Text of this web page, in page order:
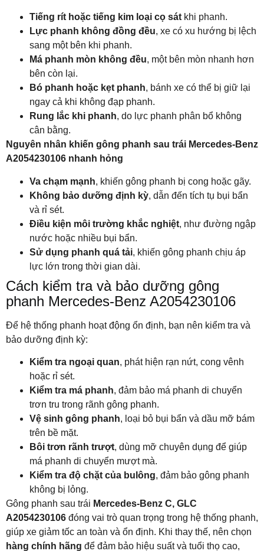
Tiếng rít hoặc tiếng kim loại cọ sát khi phanh.
Lực phanh không đồng đều, xe có xu hướng bị lệch
sang một bên khi phanh.
Má phanh mòn không đều, một bên mòn nhanh hơn
bên còn lại.
Bó phanh hoặc kẹt phanh, bánh xe có thể bị giữ lại
ngay cả khi không đạp phanh.
Rung lắc khi phanh, do lực phanh phân bổ không
cân bằng.
Nguyên nhân khiến gông phanh sau trái Mercedes-Benz
A2054230106 nhanh hỏng
Va chạm mạnh, khiến gông phanh bị cong hoặc gãy.
Không bảo dưỡng định kỳ, dẫn đến tích tụ bụi bẩn
và rỉ sét.
Điều kiện môi trường khắc nghiệt, như đường ngập
nước hoặc nhiều bụi bẩn.
Sử dụng phanh quá tải, khiến gông phanh chịu áp
lực lớn trong thời gian dài.
Cách kiểm tra và bảo dưỡng gông
phanh Mercedes-Benz A2054230106
Để hệ thống phanh hoạt động ổn định, bạn nên kiểm tra và
bảo dưỡng định kỳ:
Kiểm tra ngoại quan, phát hiện rạn nứt, cong vênh
hoặc rỉ sét.
Kiểm tra má phanh, đảm bảo má phanh di chuyển
trơn tru trong rãnh gông phanh.
Vệ sinh gông phanh, loại bỏ bụi bẩn và dầu mỡ bám
trên bề mặt.
Bôi trơn rãnh trượt, dùng mỡ chuyên dụng để giúp
má phanh di chuyển mượt mà.
Kiểm tra độ chặt của bulông, đảm bảo gông phanh
không bị lỏng.
Gông phanh sau trái Mercedes-Benz C, GLC
A2054230106 đóng vai trò quan trọng trong hệ thống phanh,
giúp xe giảm tốc an toàn và ổn định. Khi thay thế, nên chọn
hàng chính hãng để đảm bảo hiệu suất và tuổi thọ cao,